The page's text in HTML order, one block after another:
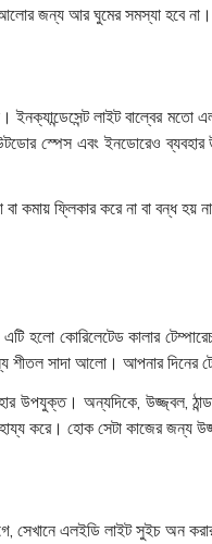
জন্য আর ঘুমের সমস্যা হবে
লাইট বাল্বের মতো
স্পেস এবং ইনডোরেও ব্যবহার
বা কমায় ফ্লিকার করে না বা বন্ধ
হলো কোরিলেটেড কালার
শীতল সাদা আলো। আপনার দিনের
উপযুক্ত। অন্যদিকে, উজ্জ্বল,
করে। হোক সেটা কাজের জন্য
সেখানে এলইডি লাইট সুইচ